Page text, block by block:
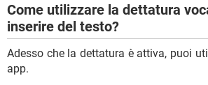
Come utilizzare la dettatura
inserire del testo?
Adesso che la dettatura è attiva, puoi
app.